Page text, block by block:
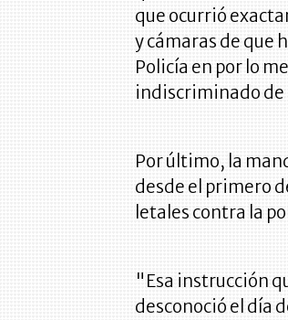
que ocurrió
y cámaras de que
Policía en por lo
indiscriminado de
Por último, la
desde el primero
letales contra la
"Esa instrucción
desconoció el día